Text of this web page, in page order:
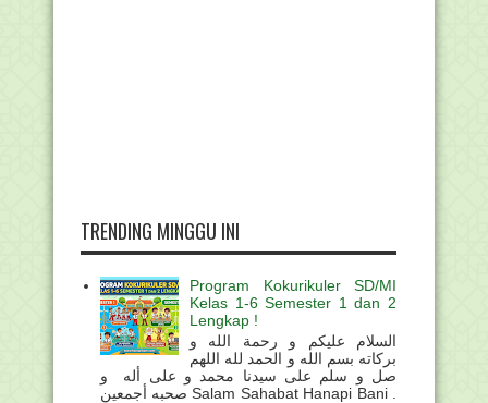
TRENDING MINGGU INI
Program Kokurikuler SD/MI
Kelas 1-6 Semester 1 dan 2
Lengkap !
السلام عليكم و رحمة الله و
بركاته بسم الله و الحمد لله اللهم
صل و سلم على سيدنا محمد و على أله و
صحبه أجمعين Salam Sahabat Hanapi Bani .